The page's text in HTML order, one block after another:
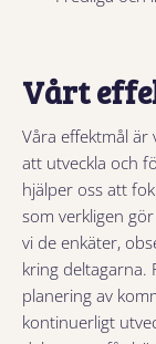
Vårt
Våra effektmål är
att utveckla och
hjälper oss att
som verkligen
vi de enkäter,
kring deltagarna.
planering av
kontinuerligt